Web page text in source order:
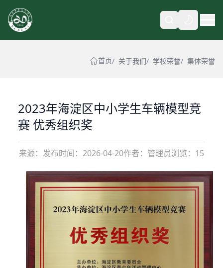
自动
首页 关于我们 学校荣誉 集体荣誉
2023年海淀区中小学生车辆模型竞
赛 优秀组织奖
来源： 发布时间： 2026-04-20作者：管理员浏览：15